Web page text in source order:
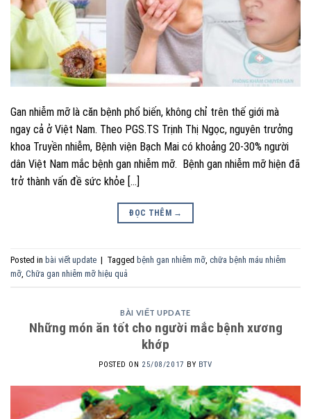
Gan nhiễm mỡ là căn bệnh phổ biến, không chỉ trên thế giới mà
ngay cả ở Việt Nam. Theo PGS.TS Trịnh Thị Ngọc, nguyên trưởng
khoa Truyền nhiễm, Bệnh viện Bạch Mai có khoảng 20-30% người
dân Việt Nam mắc bệnh gan nhiễm mỡ. Bệnh gan nhiễm mỡ hiện đã
trở thành vấn đề sức khỏe […]
ĐỌC THÊM →
Posted in bài viết update | Tagged bệnh gan nhiễm mỡ, chữa bệnh máu nhiễm
mỡ, Chữa gan nhiễm mỡ hiệu quả
BÀI VIẾT UPDATE
Những món ăn tốt cho người mắc bệnh xương
khớp
POSTED ON 25/08/2017 BY BTV